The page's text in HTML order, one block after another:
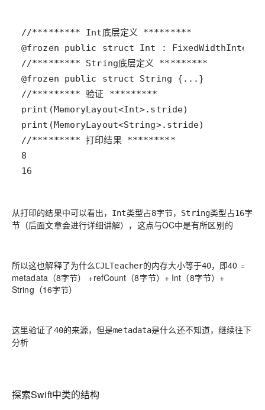
16
从打印的结果中可以看出， Int类型占8字节， String类型占16字
节（后面文章会进行详细讲解），这点与OC中是有所区别的
所以这也解释了为什么CJLTeacher的内存大小等于40，即40 =
metadata（8字节） +refCount（8字节）+ Int（8字节）+
String（16字节）
这里验证了40的来源，但是metadata是什么还不知道，继续往下
分析
探索Swift中类的结构